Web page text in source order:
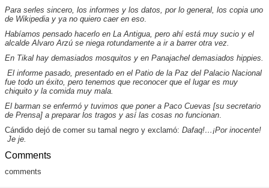
Para serles sincero, los informes y los datos, por lo general, los copia uno
de Wikipedia y ya no quiero caer en eso.
Habíamos pensado hacerlo en La Antigua, pero ahí está muy sucio y el
alcalde Alvaro Arzú se niega rotundamente a ir a barrer otra vez.
En Tikal hay demasiados mosquitos y en Panajachel demasiados hippies.
El informe pasado, presentado en el Patio de la Paz del Palacio Nacional
fue todo un éxito, pero tenemos que reconocer que el lugar es muy
chiquito y la comida muy mala.
El barman se enfermó y tuvimos que poner a Paco Cuevas [su secretario
de Prensa] a preparar los tragos y así las cosas no funcionan.
Cándido dejó de comer su tamal negro y exclamó: Dafaq!…¡Por inocente!
Je je.
Comments
comments